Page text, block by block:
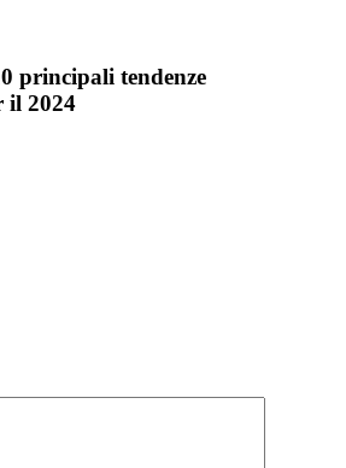
principali tendenze
il 2024